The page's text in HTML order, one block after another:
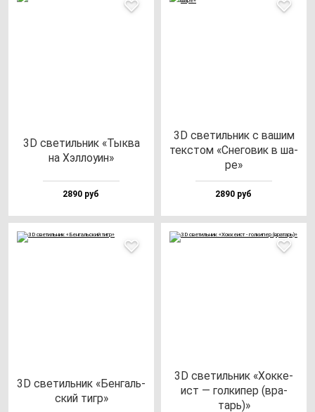
3D све­тиль­ник «Тык­ва
на Хэл­ло­уин»
2890 руб
3D све­тиль­ник с ва­шим
тек­стом «Сне­го­вик в ша­
ре»
2890 руб
3D све­тиль­ник «Бен­галь­
ский тигр»
3D све­тиль­ник «Хок­ке­
ист — гол­ки­пер (вра­
тарь)»